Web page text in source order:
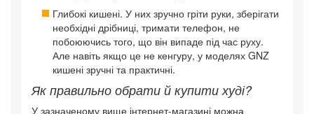
Глибокі кишені. У них зручно гріти руки, зберігати
необхідні дрібниці, тримати телефон, не
побоюючись того, що він випаде під час руху.
Але навіть якщо це не кенгуру, у моделях GNZ
кишені зручні та практичні.
Як правильно обрати й купити худі?
У зазначеному вище інтернет-магазині можна